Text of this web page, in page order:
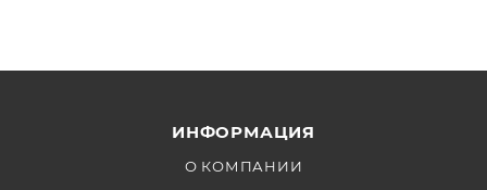
ИНФОРМАЦИЯ
О КОМПАНИИ